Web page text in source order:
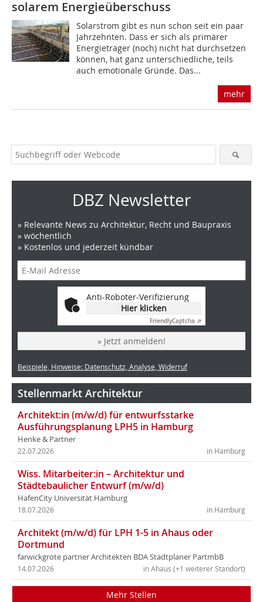
solarem Energieüberschuss
Solarstrom gibt es nun schon seit ein paar
Jahrzehnten. Dass er sich als primärer
Energieträger (noch) nicht hat durchsetzen
können, hat ganz unterschiedliche, teils
auch emotionale Gründe. Das...
mehr
DBZ Newsletter
» Relevante News zu Architektur, Recht und Baupraxis
» wöchentlich
» Kostenlos und jederzeit kündbar
Anti-Roboter-Verifizierung
Hier klicken
FriendlyCaptcha ⇗
» Jetzt anmelden!
Beispiele, Hinweise: Datenschutz, Analyse, Widerruf
Stellenmarkt Architektur
Architekt:in (m/w/d) für entwurfsstarke
Ausführungsplanung LPH5 in Hamburg
Henke & Partner
in Hamburg
22.07.2026
Wiss. Mitarbeiter:in – Architektur und
Städtebaulicher Entwurf (m/w/d)
HafenCity Universität Hamburg
in Hamburg
18.07.2026
Architekt (m/w/d) für LPH 1-5 in Ahaus oder
Dortmund
farwickgrote partner Architekten BDA Stadtplaner PartmbB
in Ahaus (+1 weiterer Standort)
14.07.2026
Mehr Stellen